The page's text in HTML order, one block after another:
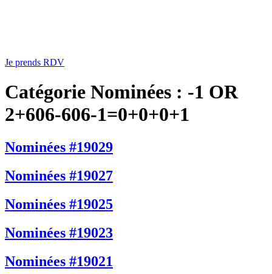
Je prends RDV
Catégorie Nominées : -1 OR
2+606-606-1=0+0+0+1
Nominées #19029
Nominées #19027
Nominées #19025
Nominées #19023
Nominées #19021